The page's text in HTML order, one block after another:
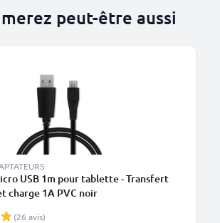
peut-être aussi
USB 1m pour tablette - Transfert
charge 1A PVC noir
(26 avis)